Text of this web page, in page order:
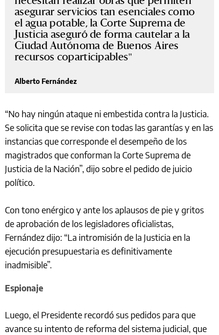
asegurar servicios tan esenciales como
el agua potable, la Corte Suprema de
Justicia aseguró de forma cautelar a la
Ciudad Autónoma de Buenos Aires
recursos coparticipables
Alberto Fernández
“No hay ningún ataque ni embestida contra la Justicia.
Se solicita que se revise con todas las garantías y en las
instancias que corresponde el desempeño de los
magistrados que conforman la Corte Suprema de
Justicia de la Nación”, dijo sobre el pedido de juicio
político.
Con tono enérgico y ante los aplausos de pie y gritos
de aprobación de los legisladores oficialistas,
Fernández dijo: “La intromisión de la Justicia en la
ejecución presupuestaria es definitivamente
inadmisible”.
Espionaje
Luego, el Presidente recordó sus pedidos para que
avance su intento de reforma del sistema judicial, que